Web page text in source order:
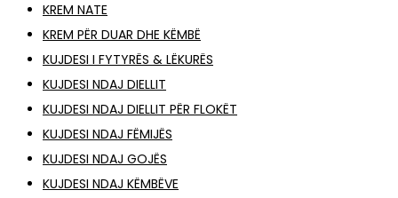
KREM NATE
KREM PËR DUAR DHE KËMBË
KUJDESI I FYTYRËS & LËKURËS
KUJDESI NDAJ DIELLIT
KUJDESI NDAJ DIELLIT PËR FLOKËT
KUJDESI NDAJ FËMIJËS
KUJDESI NDAJ GOJËS
KUJDESI NDAJ KËMBËVE